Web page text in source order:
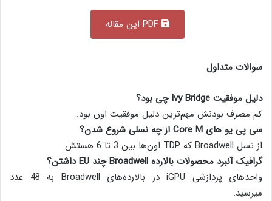
سوالات متداول
دلیل موفقیت Ivy Bridge چی بود؟
کم مصرف بودنش مهم‌ترین دلیل موفقیت اون بود.
سی پی یو های Core M از چه نسلی شروع شدن؟
از نسل Broadwell که TDP اون‌ها بین 3 تا 6 هستش.
گرافیک آنبرد محصولات بالارده Broadwell چند EU داشتن؟
واحدهای پردازشی iGPU در بالارده‌های Broadwell به 48 عدد
میرسید.